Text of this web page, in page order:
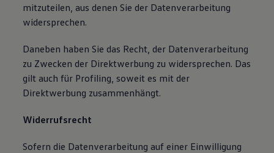
mitzuteilen, aus denen Sie der Datenverarbeitung
widersprechen.
Daneben haben Sie das Recht, der Datenverarbeitung
zu Zwecken der Direktwerbung zu widersprechen. Das
gilt auch für Profiling, soweit es mit der
Direktwerbung zusammenhängt.
Widerrufsrecht
Sofern die Datenverarbeitung auf einer Einwilligung